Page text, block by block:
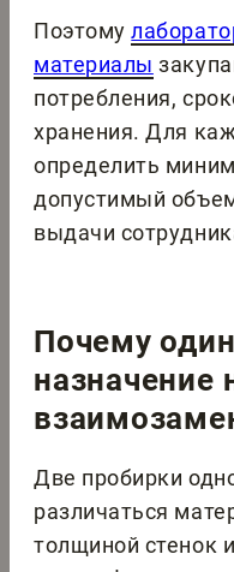
Поэтому
материалы
потребления,
хранения. Для
определить
допустимый
выдачи
Почему
назначение
Две пробирки
различаться
толщиной стенок